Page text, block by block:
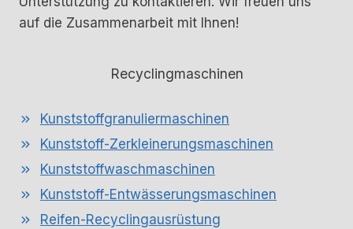
auf die Zusammenarbeit mit Ihnen!
Recyclingmaschinen
Kunststoffgranuliermaschinen
Kunststoff-Zerkleinerungsmaschinen
Kunststoffwaschmaschinen
Kunststoff-Entwässerungsmaschinen
Reifen-Recyclingausrüstung